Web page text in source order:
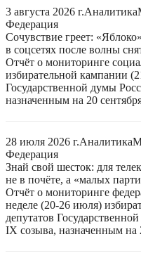
3 августа 2026 г.Аналитика
Федерация
Сочувствие греет:
в соцсетях после волны
Отчёт о мониторинге
избирательной кампании
Государственной думы
назначенным на 20
28 июля 2026 г.Аналитика
Федерация
Знай свой шесток: для
не в почёте, а «малых
Отчёт о мониторинге
неделе (20-26 июля)
депутатов
IX созыва, назначенным на